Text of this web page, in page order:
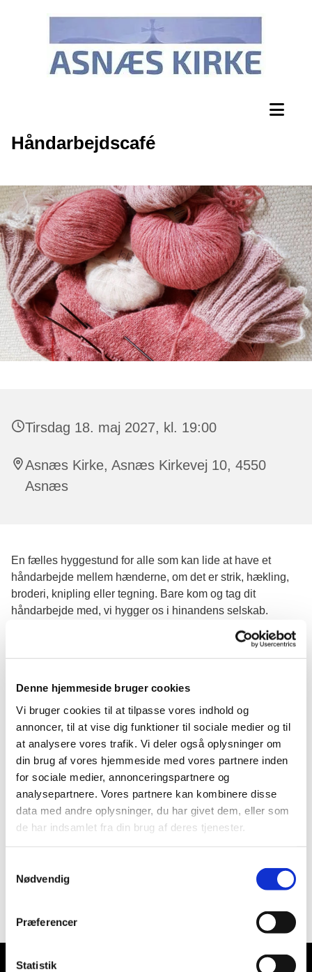
Denne hjemmeside bruger cookies
Vi bruger cookies til at tilpasse vores indhold og
annoncer, til at vise dig funktioner til sociale medier og til
at analysere vores trafik. Vi deler også oplysninger om
din brug af vores hjemmeside med vores partnere inden
for sociale medier, annonceringspartnere og
analysepartnere. Vores partnere kan kombinere disse
data med andre oplysninger, du har givet dem, eller som
de har indsamlet fra din brug af deres tjenester.
Nødvendig
Præferencer
Statistik
Håndarbejdscafé
Tirsdag 18. maj 2027, kl. 19:00
Asnæs Kirke, Asnæs Kirkevej 10, 4550
Asnæs
En fælles hyggestund for alle som kan lide at have et
håndarbejde mellem hænderne, om det er strik, hækling,
broderi, knipling eller tegning. Bare kom og tag dit
håndarbejde med, vi hygger os i hinandens selskab.
Der er også mulighed for at strikke dåbsklude til kirken.